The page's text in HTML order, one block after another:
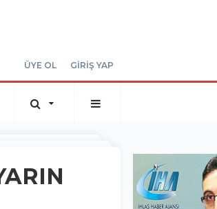
ÜYE OL GİRİŞ YAP